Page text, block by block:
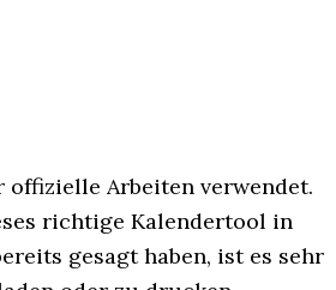
Arbeiten verwendet.
richtige Kalendertool in
gesagt haben, ist es sehr